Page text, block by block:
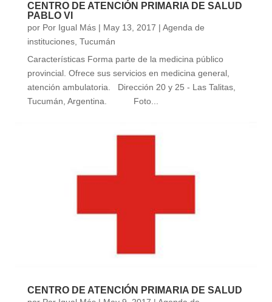
CENTRO DE ATENCIÓN PRIMARIA DE SALUD
PABLO VI
por Por Igual Más| May 13, 2017 | Agenda de
instituciones, Tucumán
Características Forma parte de la medicina público
provincial. Ofrece sus servicios en medicina general,
atención ambulatoria. Dirección 20 y 25 - Las Talitas,
Tucumán, Argentina. Foto...
CENTRO DE ATENCIÓN PRIMARIA DE SALUD